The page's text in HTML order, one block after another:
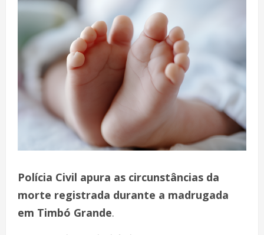
Polícia Civil apura as circunstâncias da
morte registrada durante a madrugada
em Timbó Grande.